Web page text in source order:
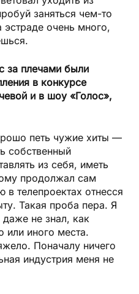
заняться чем-то
эстраде очень много,
за плечами были
в конкурсе
и в шоу «Голос»,
петь чужие хиты —
собственный
из себя, иметь
продолжал сам
в телепроектах отнесся
Такая проба пера. Я
не знал, как
или иного места.
Поначалу ничего
индустрия меня не